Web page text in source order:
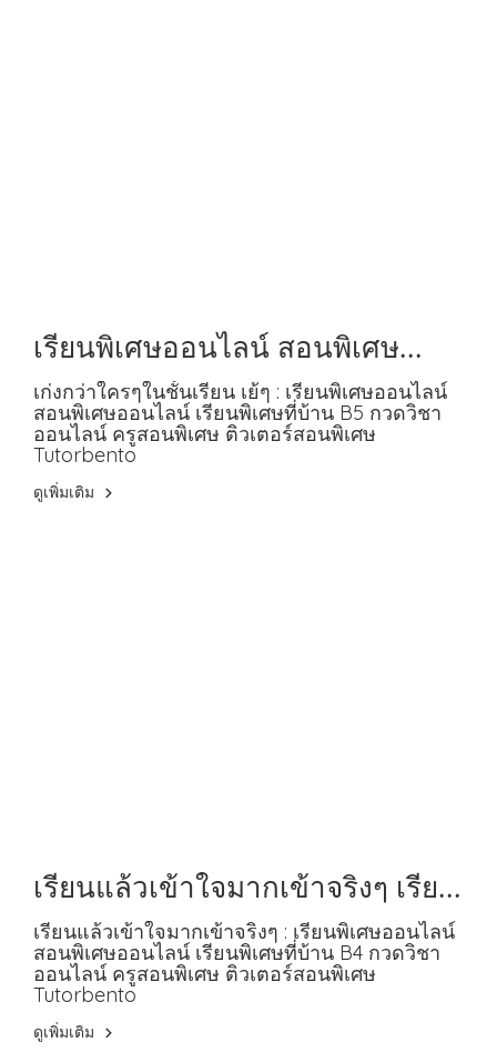
เรียนพิเศษออนไลน์ สอนพิเศษ
ออนไลน์ เรียนพิเศษที่บ้าน B5
เก่งกว่าใครๆในชั้นเรียน เย้ๆ : เรียนพิเศษออนไลน์
สอนพิเศษออนไลน์ เรียนพิเศษที่บ้าน B5 กวดวิชา
ออนไลน์ ครูสอนพิเศษ ติวเตอร์สอนพิเศษ
Tutorbento
ดูเพิ่มเติม
เรียนแล้วเข้าใจมากเข้าจริงๆ เรียน
พิเศษที่บ้าน B4
เรียนแล้วเข้าใจมากเข้าจริงๆ : เรียนพิเศษออนไลน์
สอนพิเศษออนไลน์ เรียนพิเศษที่บ้าน B4 กวดวิชา
ออนไลน์ ครูสอนพิเศษ ติวเตอร์สอนพิเศษ
Tutorbento
ดูเพิ่มเติม